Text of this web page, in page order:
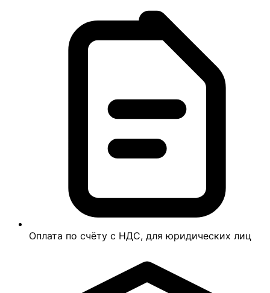
Оплата по счёту с НДС, для юридических лиц